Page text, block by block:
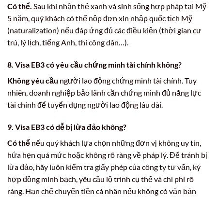
Có thể. Sau khi nhận thẻ xanh và sinh sống hợp pháp tại Mỹ
5 năm, quý khách có thể nộp đơn xin nhập quốc tịch Mỹ
(naturalization) nếu đáp ứng đủ các điều kiện (thời gian cư
trú, lý lịch, tiếng Anh, thi công dân…).
8. Visa EB3 có yêu cầu chứng minh tài chính không?
Không yêu cầu người lao động chứng minh tài chính. Tuy
nhiên, doanh nghiệp bảo lãnh cần chứng minh đủ năng lực
tài chính để tuyển dụng người lao động lâu dài.
9. Visa EB3 có dễ bị lừa đảo không?
Có thể nếu quý khách lựa chọn những đơn vị không uy tín,
hứa hẹn quá mức hoặc không rõ ràng về pháp lý. Để tránh bị
lừa đảo, hãy luôn kiểm tra giấy phép của công ty tư vấn, ký
hợp đồng minh bạch, yêu cầu lộ trình cụ thể và chi phí rõ
ràng. Hạn chế chuyển tiền cá nhân nếu không có văn bản